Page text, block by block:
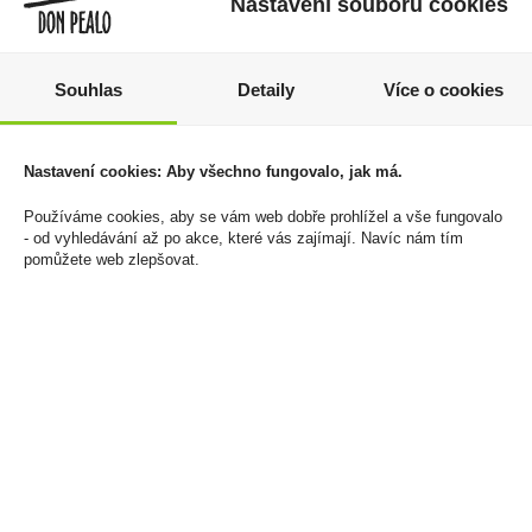
Cena za:1 ks
Skladem:do 5 ks
Cherry 20 sáčků
79 Kč
Cena za:
Nastavení souborů cookies
Souhlas Detaily Více o cookies
Nastavení cookies: Aby všechno fungovalo, jak má.
Používáme cookies, aby se vám web dobře prohlížel a vše fungovalo
- od vyhledávání až po akce, které vás zajímají. Navíc nám tím
pomůžete web zlepšovat.